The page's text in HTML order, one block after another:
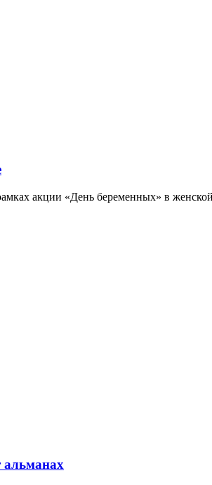
акции «День беременных» в
альманах